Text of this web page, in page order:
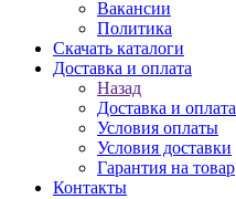
Вакансии
Политика
Скачать каталоги
Доставка и оплата
Назад
Доставка и оплата
Условия оплаты
Условия доставки
Гарантия на товар
Контакты